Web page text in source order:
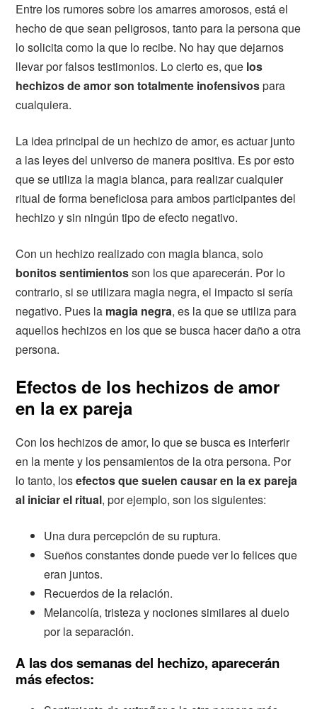
Entre los rumores sobre los amarres amorosos, está el
hecho de que sean peligrosos, tanto para la persona que
lo solicita como la que lo recibe. No hay que dejarnos
llevar por falsos testimonios. Lo cierto es, que los
hechizos de amor son totalmente inofensivospara
cualquiera.
La idea principal de un hechizo de amor, es actuar junto
a las leyes del universo de manera positiva. Es por esto
que se utiliza la magia blanca, para realizar cualquier
ritual de forma beneficiosa para ambos participantes del
hechizo y sin ningún tipo de efecto negativo.
Con un hechizo realizado con magia blanca, solo
bonitos sentimientosson los que aparecerán. Por lo
contrario, si se utilizara magia negra, el impacto si sería
negativo. Pues la magia negra, es la que se utiliza para
aquellos hechizos en los que se busca hacer daño a otra
persona.
Efectos de los hechizos de amor
en la ex pareja
Con los hechizos de amor, lo que se busca es interferir
en la mente y los pensamientos de la otra persona. Por
lo tanto, losefectos que suelen causar en la ex pareja
al iniciar el ritual, por ejemplo, son los siguientes:
Una dura percepción de su ruptura.
Sueños constantes donde puede ver lo felices que
eran juntos.
Recuerdos de la relación.
Melancolía, tristeza y nociones similares al duelo
por la separación.
A las dos semanas del hechizo, aparecerán
más efectos: